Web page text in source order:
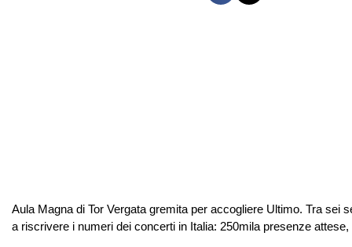
Aula Magna di Tor Vergata gremita per accogliere Ultimo. Tra sei
a riscrivere i numeri dei concerti in Italia: 250mila presenze